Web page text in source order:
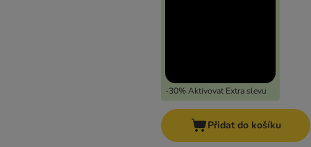
-30% Aktivovat Extra slevu
Přidat do košíku